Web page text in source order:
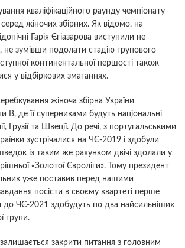
кваліфікаційного раунду чемпіонату
жіночих збірних. Як відомо, на
Гарія Єгіазарова виступили не
зумівши подолати стадію групового
континентальної першості також
у відбіркових змаганнях.
жіноча збірна України
В, де її суперниками будуть національні
Грузії та Швеції. До речі, з португальськими
зустрічалися на ЧЄ-2019 і здобули
із таким же рахунком двічі здолали у
«Золотої Євроліги». Тому президент
уже поставив перед нашими
посісти в своєму квартеті перше
до ЧЄ-2021 здобудуть по два найсильніших
групи.
закрити питання з головним